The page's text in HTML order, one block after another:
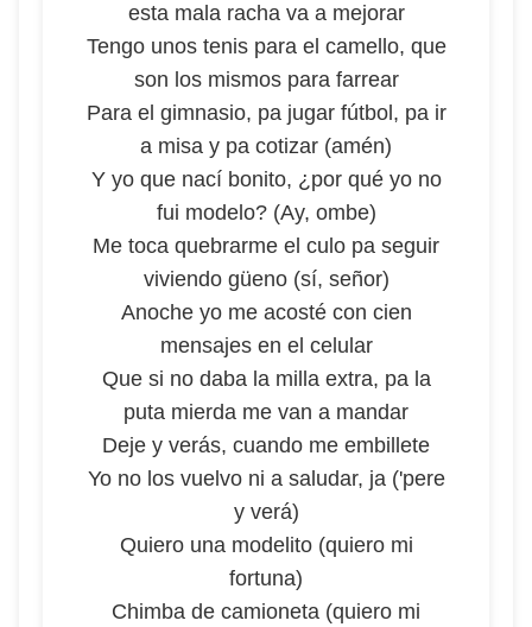
esta mala racha va a mejorar
Tengo unos tenis para el camello, que
son los mismos para farrear
Para el gimnasio, pa jugar fútbol, pa ir
a misa y pa cotizar (amén)
Y yo que nací bonito, ¿por qué yo no
fui modelo? (Ay, ombe)
Me toca quebrarme el culo pa seguir
viviendo güeno (sí, señor)
Anoche yo me acosté con cien
mensajes en el celular
Que si no daba la milla extra, pa la
puta mierda me van a mandar
Deje y verás, cuando me embillete
Yo no los vuelvo ni a saludar, ja ('pere
y verá)
Quiero una modelito (quiero mi
fortuna)
Chimba de camioneta (quiero mi